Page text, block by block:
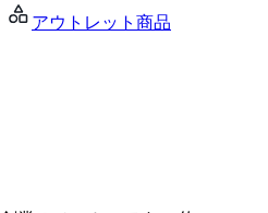
アウトレット商品